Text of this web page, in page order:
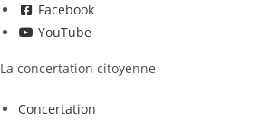
Facebook
YouTube
La concertation citoyenne
Concertation